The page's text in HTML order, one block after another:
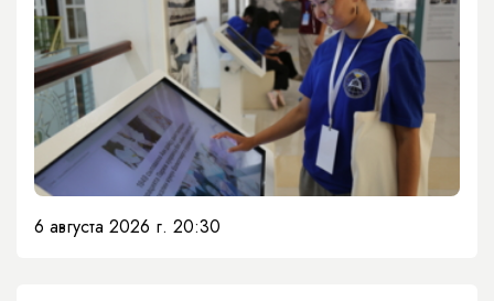
6 августа 2026 г. 20:30